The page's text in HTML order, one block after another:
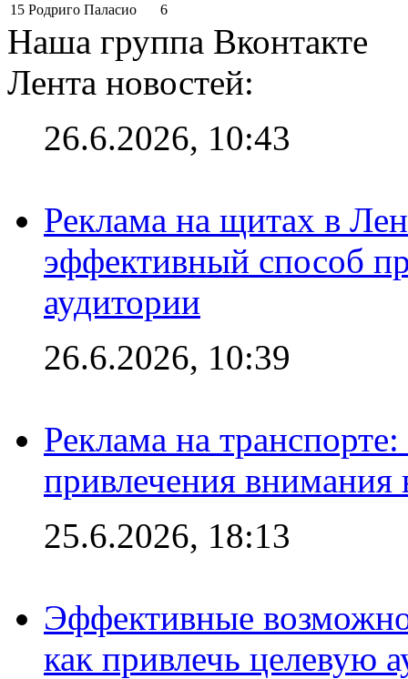
15 Родриго Паласио 6
Наша группа Вконтакте
Лента новостей:
26.6.2026, 10:43
Реклама на щитах в
эффективный способ
аудитории
26.6.2026, 10:39
Реклама на
привлечения внимания
25.6.2026, 18:13
Эффективные
как привлечь целевую